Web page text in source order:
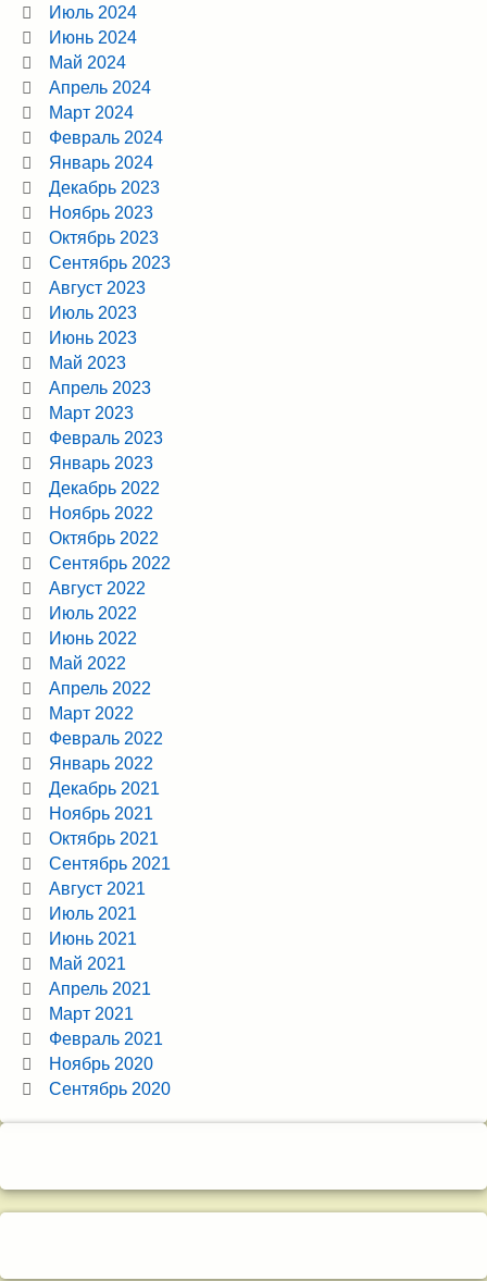
Июль 2024
Июнь 2024
Май 2024
Апрель 2024
Март 2024
Февраль 2024
Январь 2024
Декабрь 2023
Ноябрь 2023
Октябрь 2023
Сентябрь 2023
Август 2023
Июль 2023
Июнь 2023
Май 2023
Апрель 2023
Март 2023
Февраль 2023
Январь 2023
Декабрь 2022
Ноябрь 2022
Октябрь 2022
Сентябрь 2022
Август 2022
Июль 2022
Июнь 2022
Май 2022
Апрель 2022
Март 2022
Февраль 2022
Январь 2022
Декабрь 2021
Ноябрь 2021
Октябрь 2021
Сентябрь 2021
Август 2021
Июль 2021
Июнь 2021
Май 2021
Апрель 2021
Март 2021
Февраль 2021
Ноябрь 2020
Сентябрь 2020